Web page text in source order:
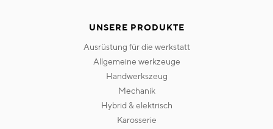
UNSERE PRODUKTE
ausrüstung für die werkstatt
allgemeine werkzeuge
handwerkszeug
mechanik
hybrid & elektrisch
karosserie